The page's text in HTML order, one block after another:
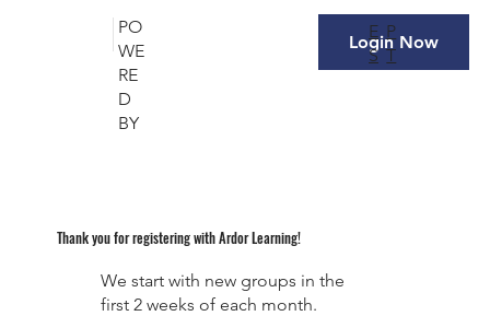
PO
WE
RE
D
BY
Login Now
E
S
P
T
Thank you for registering with Ardor Learning!
We start with new groups in the
first 2 weeks of each month.